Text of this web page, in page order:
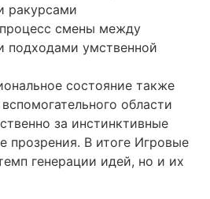
ракурсами
смены между
подходами умственной
состояние также
области
за инстинктивные
прозрения. В итоге Игровые
генерации идей, но и их